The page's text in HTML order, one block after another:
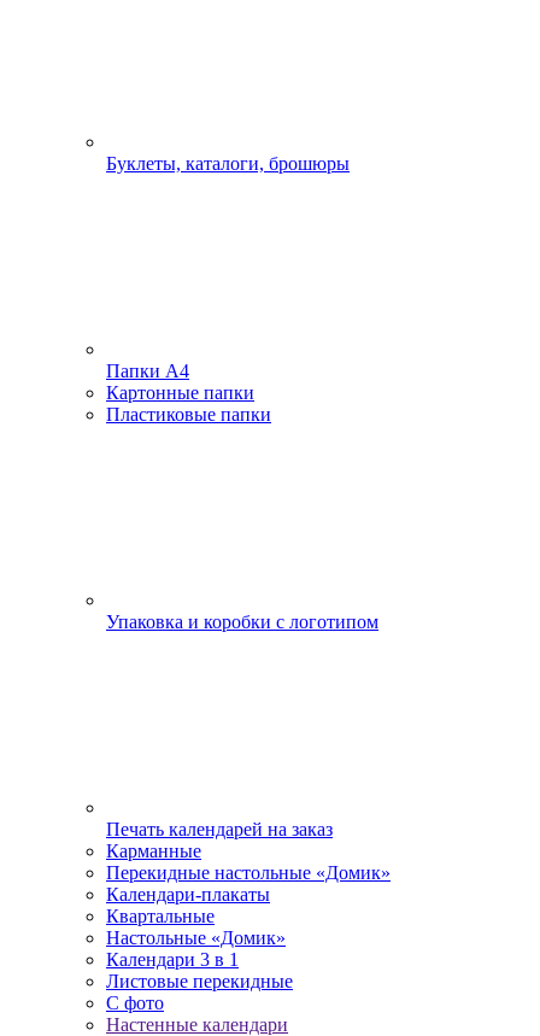
Буклеты, каталоги, брошюры
Папки А4
Картонные папки
Пластиковые папки
Упаковка и коробки с логотипом
Печать календарей на заказ
Карманные
Перекидные настольные «Домик»
Календари-плакаты
Квартальные
Настольные «Домик»
Календари 3 в 1
Листовые перекидные
С фото
Настенные календари